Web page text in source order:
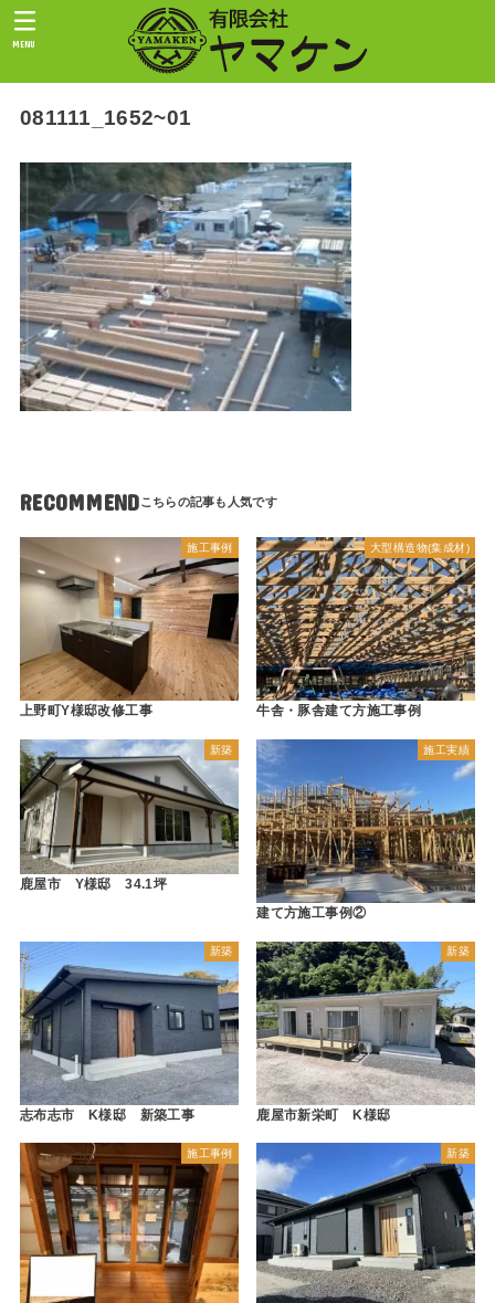
MENU
081111_1652~01
RECOMMEND
施工事例
上野町Y様邸改修工事
大型構造物(集成材)
牛舎・豚舎建て方施工事例
新築
鹿屋市 Y様邸 34.1坪
施工実績
建て方施工事例②
新築
志布志市 K様邸 新築工事
新築
鹿屋市新栄町 K様邸
施工事例 新築